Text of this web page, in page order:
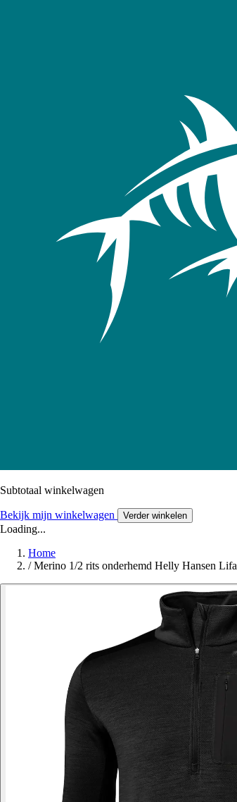
Subtotaal winkelwagen
Bekijk mijn winkelwagen Verder winkelen
Loading...
Home
/ Merino 1/2 rits onderhemd Helly Hansen Lifa